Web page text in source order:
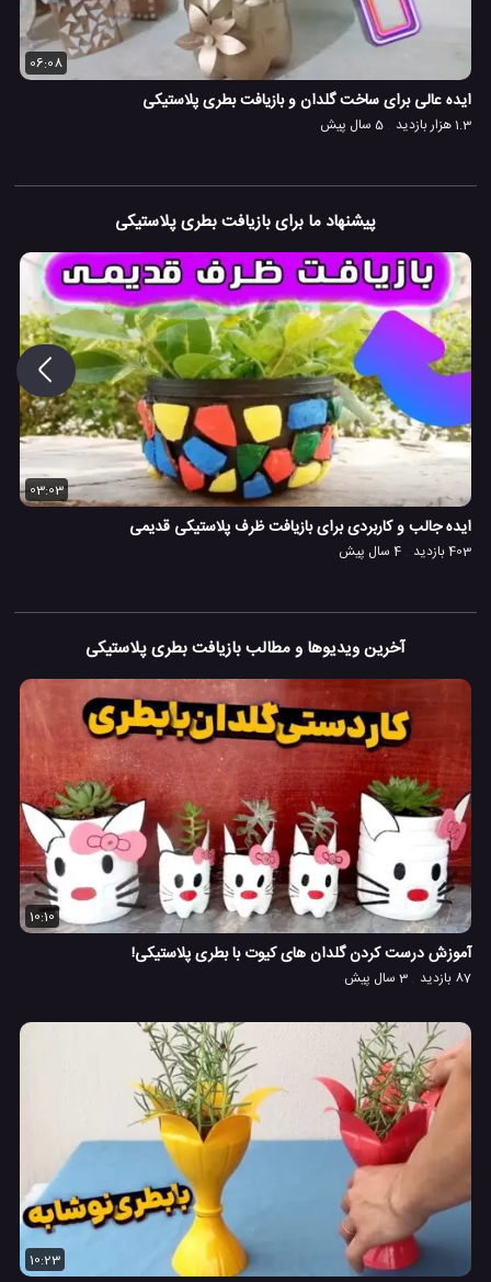
06:08
ایده عالی برای ساخت گلدان و بازیافت بطری پلاستیکی
1.3 هزار بازدید 5 سال پیش
پیشنهاد ما برای بازیافت بطری پلاستیکی
03:03
ایده جالب و کاربردی برای بازیافت ظرف پلاستیکی قدیمی
403 بازدید 4 سال پیش
آخرین ویدیوها و مطالب بازیافت بطری پلاستیکی
10:10
آموزش درست کردن گلدان های کیوت با بطری پلاستیکی!
87 بازدید 3 سال پیش
10:23